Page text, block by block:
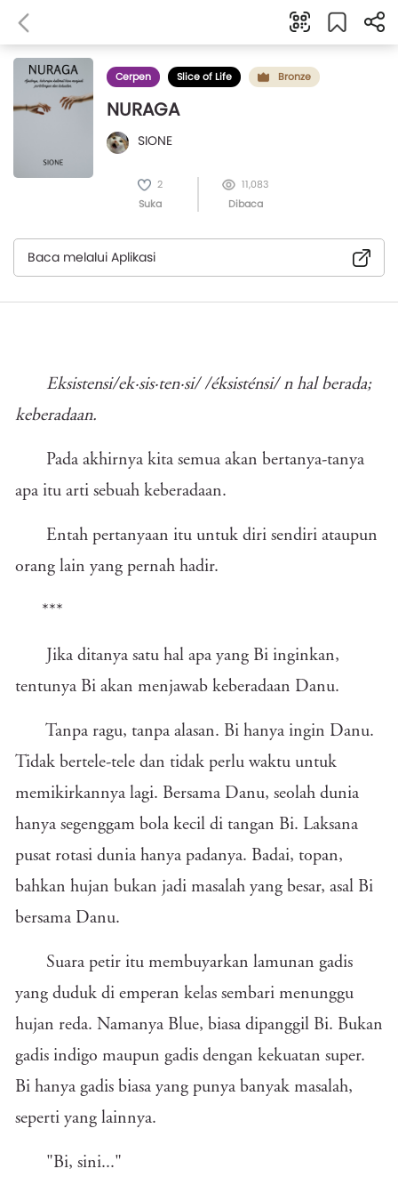
Cerpen Slice of Life Bronze
NURAGA
SIONE
2
Suka
11,083
Dibaca
Baca melalui Aplikasi
Eksistensi/ek·sis·ten·si/ /éksisténsi/ n hal berada;
keberadaan.
Pada akhirnya kita semua akan bertanya-tanya
apa itu arti sebuah keberadaan.
Entah pertanyaan itu untuk diri sendiri ataupun
orang lain yang pernah hadir.
***
Jika ditanya satu hal apa yang Bi inginkan,
tentunya Bi akan menjawab keberadaan Danu.
Tanpa ragu, tanpa alasan. Bi hanya ingin Danu.
Tidak bertele-tele dan tidak perlu waktu untuk
memikirkannya lagi. Bersama Danu, seolah dunia
hanya segenggam bola kecil di tangan Bi. Laksana
pusat rotasi dunia hanya padanya. Badai, topan,
bahkan hujan bukan jadi masalah yang besar, asal Bi
bersama Danu.
Suara petir itu membuyarkan lamunan gadis
yang duduk di emperan kelas sembari menunggu
hujan reda. Namanya Blue, biasa dipanggil Bi. Bukan
gadis indigo maupun gadis dengan kekuatan super.
Bi hanya gadis biasa yang punya banyak masalah,
seperti yang lainnya.
"Bi, sini..."